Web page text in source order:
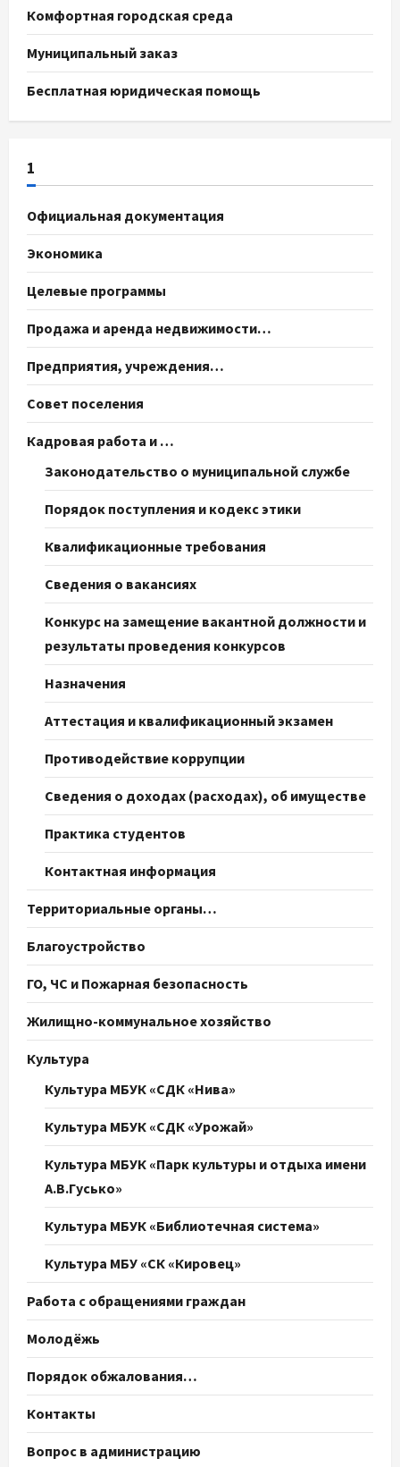
Комфортная городская среда
Муниципальный заказ
Бесплатная юридическая помощь
1
Официальная документация
Экономика
Целевые программы
Продажа и аренда недвижимости…
Предприятия, учреждения…
Совет поселения
Кадровая работа и …
Законодательство о муниципальной службе
Порядок поступления и кодекс этики
Квалификационные требования
Сведения о вакансиях
Конкурс на замещение вакантной должности и
результаты проведения конкурсов
Назначения
Аттестация и квалификационный экзамен
Противодействие коррупции
Сведения о доходах (расходах), об имуществе
Практика студентов
Контактная информация
Территориальные органы…
Благоустройство
ГО, ЧС и Пожарная безопасность
Жилищно-коммунальное хозяйство
Культура
Культура МБУК «СДК «Нива»
Культура МБУК «СДК «Урожай»
Культура МБУК «Парк культуры и отдыха имени
А.В.Гусько»
Культура МБУК «Библиотечная система»
Культура МБУ «СК «Кировец»
Работа с обращениями граждан
Молодёжь
Порядок обжалования…
Контакты
Вопрос в администрацию